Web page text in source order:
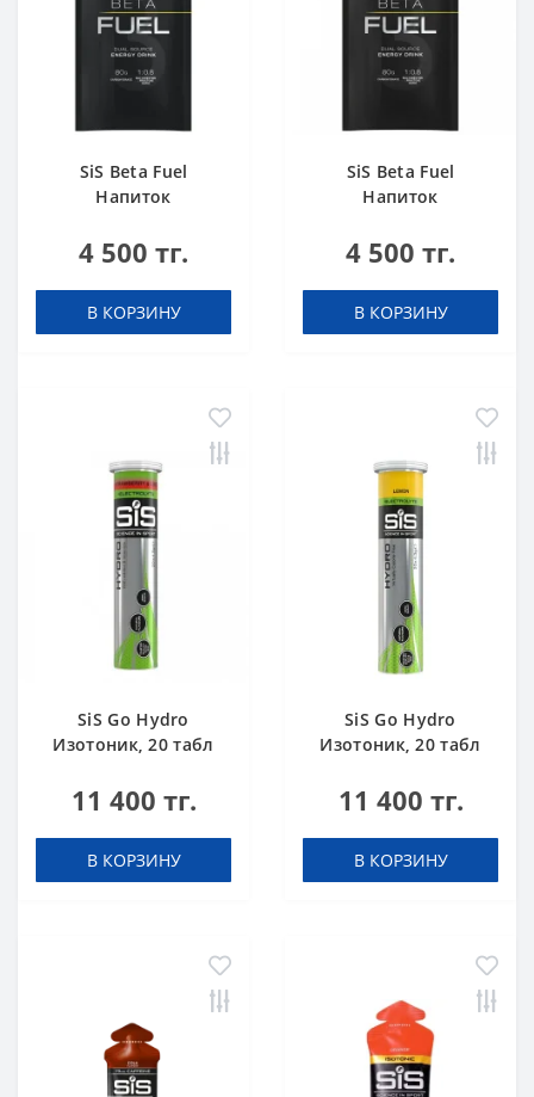
SiS Beta Fuel
Напиток
в порошке 82 г
4 500 тг.
В КОРЗИНУ
SiS Beta Fuel
Напиток
в порошке 82 г
4 500 тг.
В КОРЗИНУ
SiS Go Hydro
Изотоник, 20 табл
Лайм
11 400 тг.
В КОРЗИНУ
SiS Go Hydro
Изотоник, 20 табл
11 400 тг.
В КОРЗИНУ